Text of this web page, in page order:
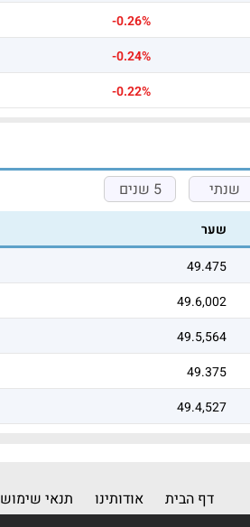
-0.26%
-0.24%
-0.22%
שנתי 5 שנים
שער
49.475
49.6,002
49.5,564
49.375
49.4,527
דף הבית אודותינו תנאי שימוש